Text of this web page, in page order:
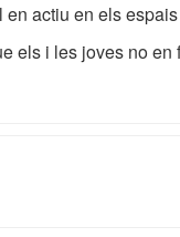
actiu en els
els i les joves no